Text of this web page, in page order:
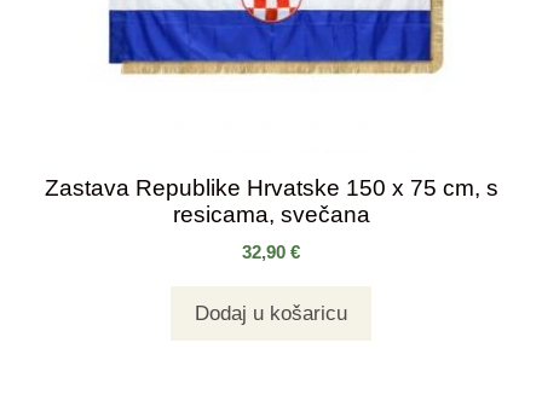
Zastava Republike Hrvatske 150 x 75 cm, s
resicama, svečana
32,90 €
Dodaj u košaricu